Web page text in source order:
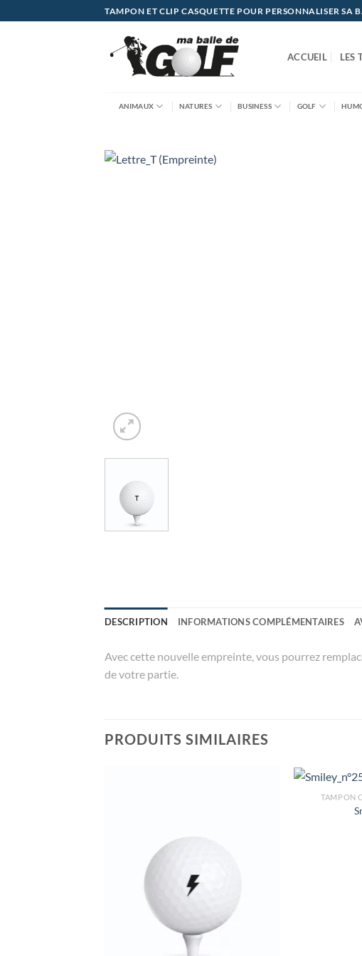
au
TAMPON ET CLIP CASQUETTE POUR PERSONNALISER SA
ACCUEIL LES
ANIMAUX NATURES BUSINESS GOLF
DESCRIPTION INFORMATIONS COMPLÉMENTAIRES
Avec cette nouvelle empreinte, vous pourrez
de votre partie.
PRODUITS SIMILAIRES
TAMPON